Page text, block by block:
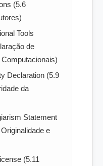
(5.6
Tools
de
Declaration (5.9
da
Statement
e
(5.11